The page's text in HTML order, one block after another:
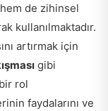
de zihinsel
kullanılmaktadır.
artırmak için
gibi
rol
faydalarını ve